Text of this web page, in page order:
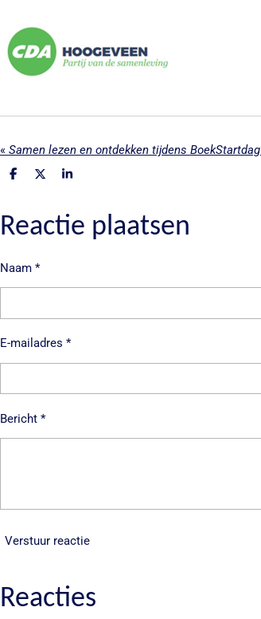
«
D
e
n
D
S
r
e
Reactie plaatsen
Naam *
E-mailadres *
Bericht *
Verstuur reactie
Reacties